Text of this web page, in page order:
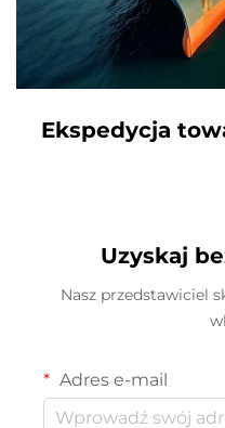
Ekspedycja
Uzyskaj
Nasz przedstawiciel
Adres e-mail